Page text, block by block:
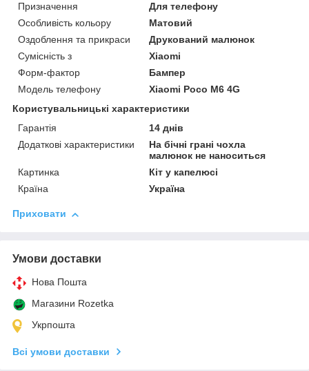
Призначення
Для телефону
Особливість кольору
Матовий
Оздоблення та прикраси
Друкований малюнок
Сумісність з
Xiaomi
Форм-фактор
Бампер
Модель телефону
Xiaomi Poco M6 4G
Користувальницькі характеристики
Гарантія
14 днів
Додаткові характеристики
На бічні грані чохла
малюнок не наноситься
Картинка
Кіт у капелюсі
Країна
Україна
Приховати
Умови доставки
Нова Пошта
Магазини Rozetka
Укрпошта
Всі умови доставки